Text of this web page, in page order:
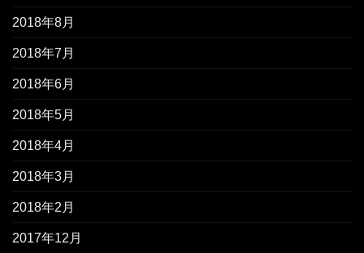
2018年8月
2018年7月
2018年6月
2018年5月
2018年4月
2018年3月
2018年2月
2017年12月